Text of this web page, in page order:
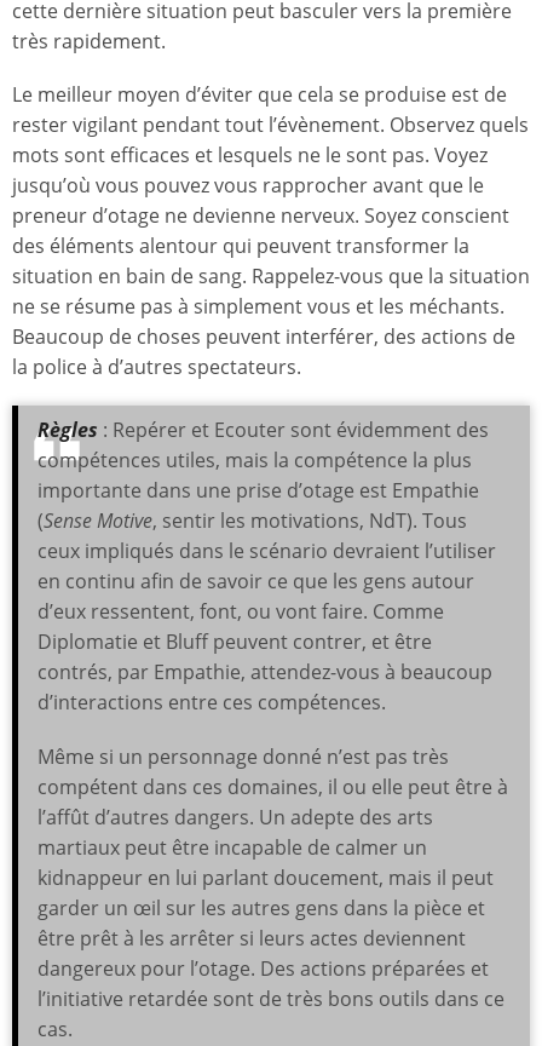
cette dernière situation peut basculer vers la première
très rapidement.
Le meilleur moyen d’éviter que cela se produise est de
rester vigilant pendant tout l’évènement. Observez quels
mots sont efficaces et lesquels ne le sont pas. Voyez
jusqu’où vous pouvez vous rapprocher avant que le
preneur d’otage ne devienne nerveux. Soyez conscient
des éléments alentour qui peuvent transformer la
situation en bain de sang. Rappelez-vous que la situation
ne se résume pas à simplement vous et les méchants.
Beaucoup de choses peuvent interférer, des actions de
la police à d’autres spectateurs.
Règles : Repérer et Ecouter sont évidemment des
compétences utiles, mais la compétence la plus
importante dans une prise d’otage est Empathie
(Sense Motive, sentir les motivations, NdT). Tous
ceux impliqués dans le scénario devraient l’utiliser
en continu afin de savoir ce que les gens autour
d’eux ressentent, font, ou vont faire. Comme
Diplomatie et Bluff peuvent contrer, et être
contrés, par Empathie, attendez-vous à beaucoup
d’interactions entre ces compétences.
Même si un personnage donné n’est pas très
compétent dans ces domaines, il ou elle peut être à
l’affût d’autres dangers. Un adepte des arts
martiaux peut être incapable de calmer un
kidnappeur en lui parlant doucement, mais il peut
garder un œil sur les autres gens dans la pièce et
être prêt à les arrêter si leurs actes deviennent
dangereux pour l’otage. Des actions préparées et
l’initiative retardée sont de très bons outils dans ce
cas.